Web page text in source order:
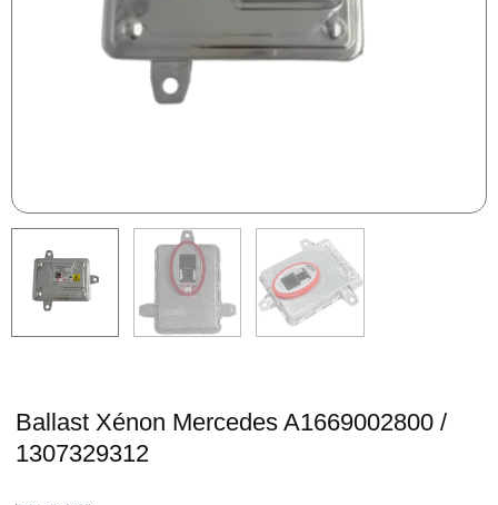
Ballast Xénon Mercedes A1669002800 /
1307329312